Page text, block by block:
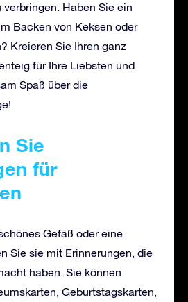
Haben Sie ein
Backen von Keksen oder
Kreieren Sie Ihren ganz
für Ihre Liebsten und
Spaß über die
Sie
für
Gefäß oder eine
Sie sie mit Erinnerungen, die
haben. Sie können
Geburtstagskarten,